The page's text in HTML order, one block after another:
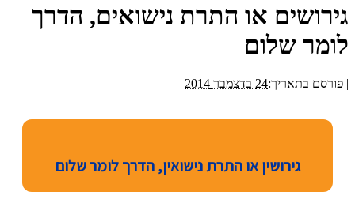
גירושים או התרת נישואים, הדרך
לומר שלום
| פורסם בתאריך:24 בדצמבר 2014
גירושין או התרת נישואין, הדרך לומר שלום